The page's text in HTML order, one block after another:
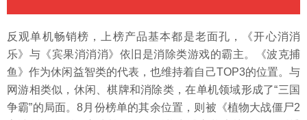
反观单机畅销榜，上榜产品基本都是老面孔，《开心消消
乐》与《宾果消消消》依旧是消除类游戏的霸主。《波克捕
鱼》作为休闲益智类的代表，也维持着自己TOP3的位置。与
网游相类似，休闲、棋牌和消除类，在单机领域形成了“三国
争霸”的局面。8月份榜单的其余位置，则被《植物大战僵尸2